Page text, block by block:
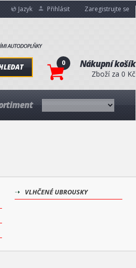
Jazyk Přihlásit Zaregistrujte se
0 Nákupní košík
Zboží za 0 Kč
VLHČENÉ UBROUSKY